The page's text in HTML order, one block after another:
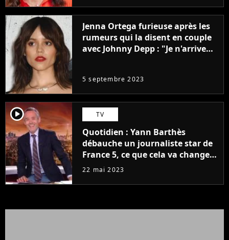
Jenna Ortega furieuse après les
rumeurs qui la disent en couple
avec Johnny Depp : "Je n'arrive
5 septembre 2023
player2 TV
Quotidien : Yann Barthès
débauche un journaliste star de
France 5, ce que cela va changer
à la rentrée
22 mai 2023